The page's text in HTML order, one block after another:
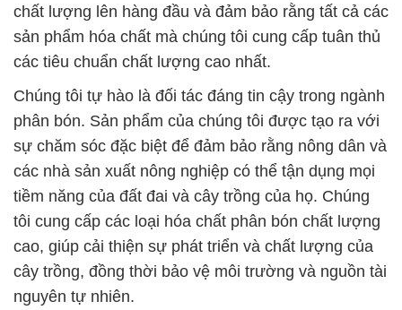
phân bón. Sản phẩm của chúng tôi được tạo ra với
sự chăm sóc đặc biệt để đảm bảo rằng nông dân và
các nhà sản xuất nông nghiệp có thể tận dụng mọi
tiềm năng của đất đai và cây trồng của họ. Chúng
tôi cung cấp các loại hóa chất phân bón chất lượng
cao, giúp cải thiện sự phát triển và chất lượng của
cây trồng, đồng thời bảo vệ môi trường và nguồn tài
nguyên tự nhiên.
Đội ngũ nhân viên của chúng tôi không chỉ có kiến
thức chuyên môn sâu rộng mà còn luôn sẵn sàng
hỗ trợ và tư vấn cho quý khách hàng. Chúng tôi
hiểu rằng mỗi dự án, mỗi nhu cầu đều đặc biệt, và